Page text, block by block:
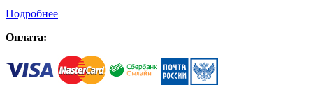
Подробнее
Оплата: